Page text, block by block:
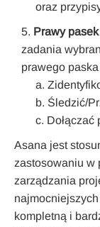
oraz
Prawy
zadania
prawego
Śledzić/
Dołączać
Asana jest
zastosowaniu w
zarządzania
kompletną i